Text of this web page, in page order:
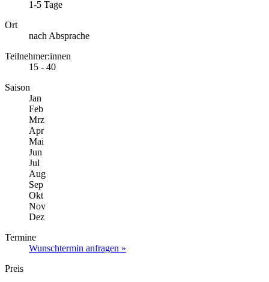
1-5 Tage
Ort
nach Absprache
Teilnehmer:innen
15 - 40
Saison
Jan
Feb
Mrz
Apr
Mai
Jun
Jul
Aug
Sep
Okt
Nov
Dez
Termine
Wunschtermin anfragen »
Preis